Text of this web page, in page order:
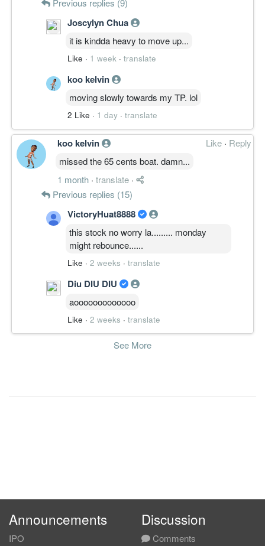
Previous replies (9)
Joscylyn Chua
it is kindda heavy to move up...
Like · 1 week · translate
koo kelvin
moving slowly towards my TP. lol
2 Like · 1 day · translate
koo kelvin Like · Reply
missed the 65 cents boat. damn...
1 month · translate ·
Previous replies (15)
VictoryHuat8888
this stock no worry la......... monday
might rebounce......
Like · 2 weeks · translate
Diu DIU DIU
aooooooooooooo
Like · 2 weeks · translate
See More
Announcements
IPO
Discussion
Comments